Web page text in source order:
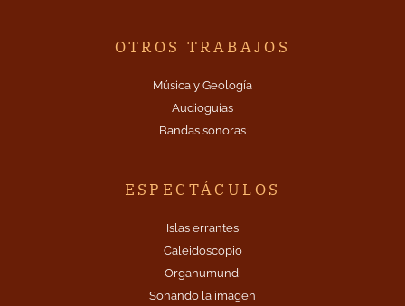
ESPECTÁCULOS
Islas errantes
Caleidoscopio
Organumundi
Sonando la imagen
OTROS TRABAJOS
Música y Geología
Audioguías
Bandas sonoras